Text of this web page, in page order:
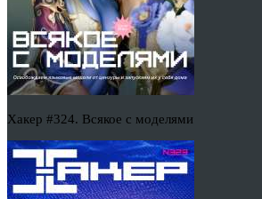
Хакер #324. Всякое с моделями